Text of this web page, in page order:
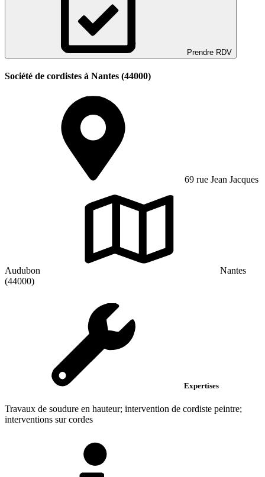
Prendre RDV
Société de cordistes à Nantes (44000)
69 rue Jean Jacques
Audubon
Nantes
(44000)
Expertises
Travaux de soudure en hauteur; intervention de cordiste peintre;
interventions sur cordes